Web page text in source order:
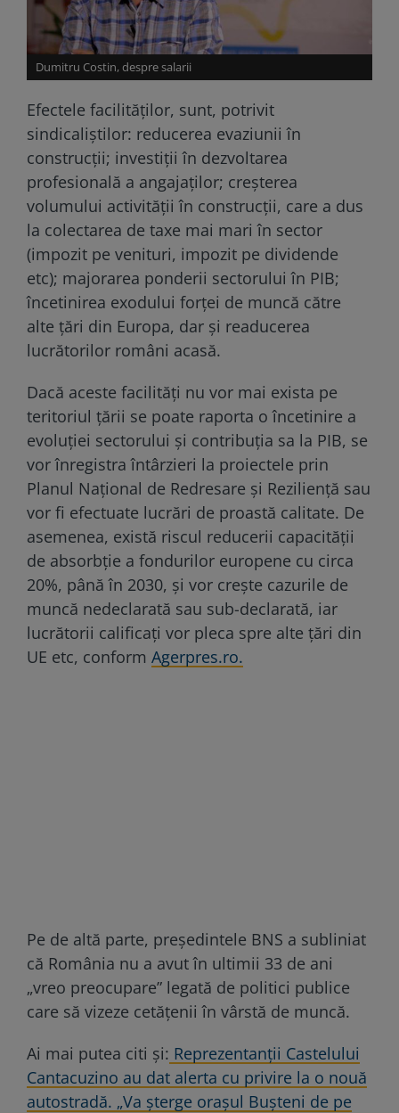
Dumitru Costin, despre salarii
Efectele facilităţilor, sunt, potrivit
sindicaliştilor: reducerea evaziunii în
construcţii; investiţii în dezvoltarea
profesională a angajaţilor; creşterea
volumului activităţii în construcţii, care a dus
la colectarea de taxe mai mari în sector
(impozit pe venituri, impozit pe dividende
etc); majorarea ponderii sectorului în PIB;
încetinirea exodului forţei de muncă către
alte ţări din Europa, dar şi readucerea
lucrătorilor români acasă.
Dacă aceste facilități nu vor mai exista pe
teritoriul țării se poate raporta o încetinire a
evoluției sectorului şi contribuţia sa la PIB, se
vor înregistra întârzieri la proiectele prin
Planul Naţional de Redresare şi Rezilienţă sau
vor fi efectuate lucrări de proastă calitate. De
asemenea, există riscul reducerii capacităţii
de absorbţie a fondurilor europene cu circa
20%, până în 2030, şi vor creşte cazurile de
muncă nedeclarată sau sub-declarată, iar
lucrătorii calificaţi vor pleca spre alte ţări din
UE etc, conform Agerpres.ro.
Pe de altă parte, preşedintele BNS a subliniat
că România nu a avut în ultimii 33 de ani
„vreo preocupare” legată de politici publice
care să vizeze cetăţenii în vârstă de muncă.
Ai mai putea citi și: Reprezentanții Castelului
Cantacuzino au dat alerta cu privire la o nouă
autostradă. „Va șterge orașul Bușteni de pe